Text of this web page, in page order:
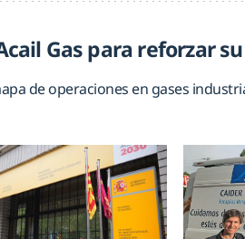
Gas para reforzar
de operaciones en gases